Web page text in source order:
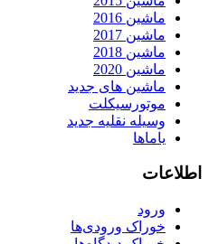
ماشین 2016
ماشین 2017
ماشین 2018
ماشین 2020
ماشین های جدید
موتورسیکلت
وسیله نقلیه جدید
یاماها
اطلاعات
ورود
خوراک ورودی‌ها